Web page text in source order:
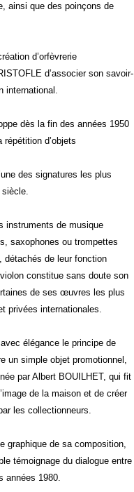
ainsi que des poinçons de
d’orfèvrerie
d’associer son savoir-
international.
dès la fin des années 1950
d’objets
des signatures les plus
siècle.
instruments de musique
saxophones ou trompettes
détachés de leur fonction
constitue sans doute son
de ses œuvres les plus
privées internationales.
élégance le principe de
un simple objet promotionnel,
par Albert BOUILHET, qui fit
de la maison et de créer
les collectionneurs.
graphique de sa composition,
témoignage du dialogue entre
années 1980.